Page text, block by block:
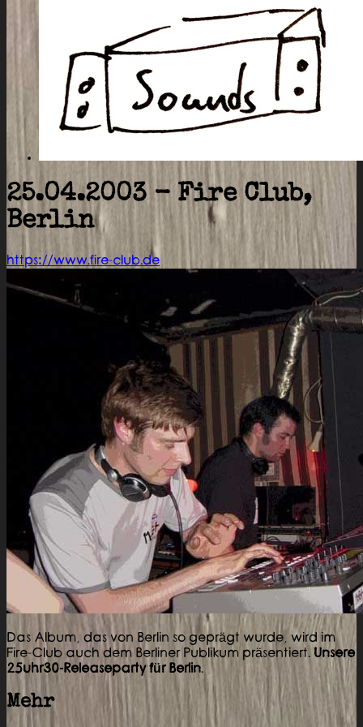
25.04.2003 - Fire Club,
Berlin
https://www.fire-club.de
Das Album, das von Berlin so geprägt wurde, wird im
Fire-Club auch dem Berliner Publikum präsentiert. Unsere
25uhr30-Releaseparty für Berlin.
Mehr